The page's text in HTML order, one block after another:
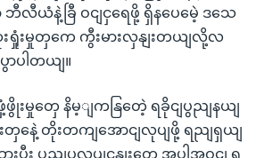
လီယံနဲ့ခြီ ဝငျငှရေဖို့ ရှိနပေမေဲ့ ဒသေ
ရှုံးမှုတှကေ ကွီးမားလှနျးတယျလို့လ
ာပါတယျ။
ဖွိုးမှုတှေ နိမ့ျကနြတေဲ့ ရခိုငျပွညျနယျ
းတှနေဲ့ တိုးတကျအောငျလုပျဖို့ ရညျရှယျ
ပွီး ပွညျပလုပျငနျးတှေ အပါအဝငျ ရ